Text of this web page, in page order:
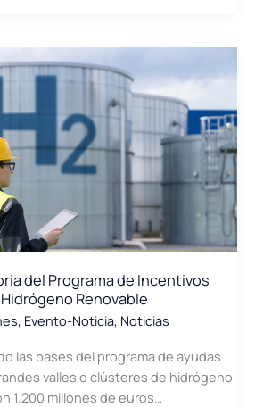
del Programa de Incentivos
Renovable
, Evento-Noticia, Noticias
las bases del programa de ayudas
valles o clústeres de hidrógeno
1.200 millones de euros…